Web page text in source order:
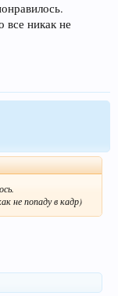
все никак не
не попаду в кадр)